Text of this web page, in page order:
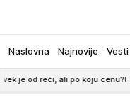
Naslovna Najnovije Vesti
reči, ali po koju cenu?! 8:54